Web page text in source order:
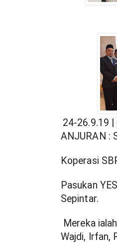
24-26.9.19 |
ANJURAN :
Koperasi
Pasukan
Sepintar.
Mereka
Wajdi, Irfan,